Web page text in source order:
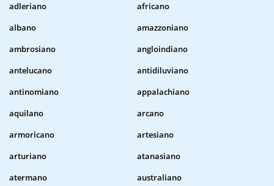
adleriano
africano
albano
amazzoniano
ambrosiano
angloindiano
antelucano
antidiluviano
antinomiano
appalachiano
aquilano
arcano
armoricano
artesiano
arturiano
atanasiano
atermano
australiano